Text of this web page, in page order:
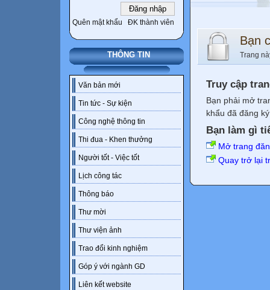
Quên mật khẩu ĐK thành viên
THÔNG TIN
Văn bản mới
Tin tức - Sự kiện
Công nghệ thông tin
Thi đua - Khen thưởng
Người tốt - Việc tốt
Lịch công tác
Thông báo
Thư mời
Thư viện ảnh
Trao đổi kinh nghiệm
Góp ý với ngành GD
Liên kết website
Bạn
Trang
Truy cập
Bạn phải mở
khẩu đã đăng
Bạn làm gì
Mở trang
Quay trở lại